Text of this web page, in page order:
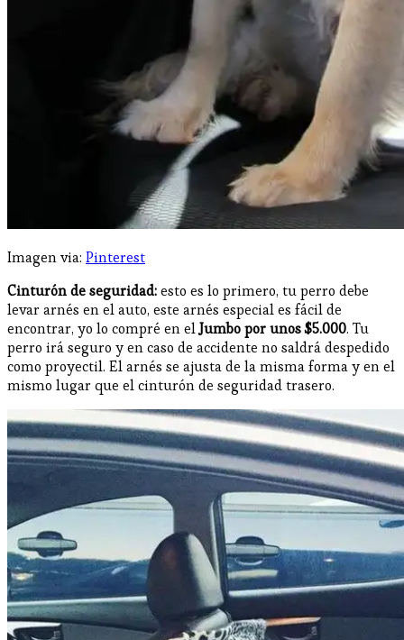
Imagen via: Pinterest
Cinturón de seguridad:esto es lo primero, tu perro debe
levar arnés en el auto, este arnés especial es fácil de
encontrar, yo lo compré en elJumbo por unos $5.000. Tu
perro irá seguro y en caso de accidente no saldrá despedido
como proyectil. El arnés se ajusta de la misma forma y en el
mismo lugar que el cinturón de seguridad trasero.